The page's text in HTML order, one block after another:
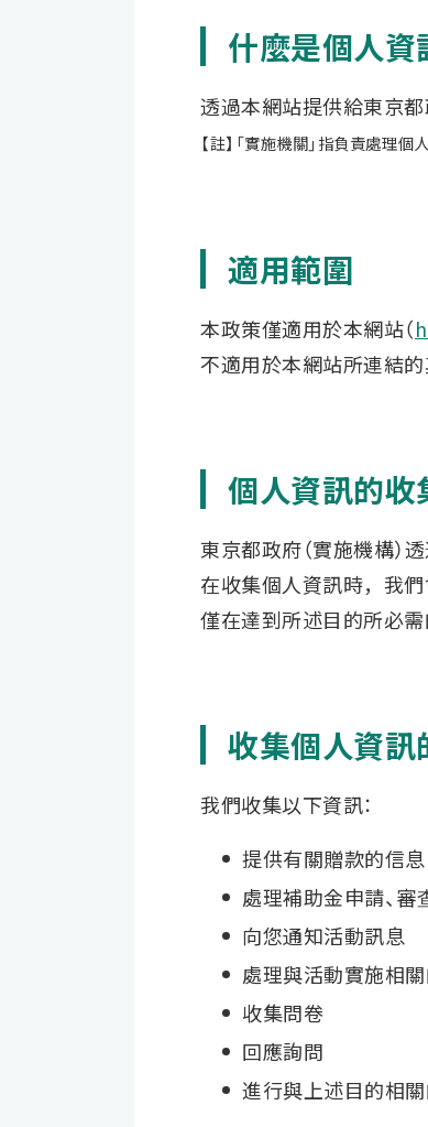
什麼是個人資
透過本網站提供給東京都
【註】「實施機關」指負責處理個
適用範圍
本政策僅適用於本網站（
不適用於本網站所連結的
個人資訊的收
東京都政府（實施機構）
在收集個人資訊時，我
僅在達到所述目的所必
收集個人資訊
我們收集以下資訊：
提供有關贈款的信息
處理補助金申請、
向您通知活動訊息
處理與活動實施相
收集問卷
回應詢問
進行與上述目的相